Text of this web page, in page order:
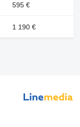
595 €
1 190 €